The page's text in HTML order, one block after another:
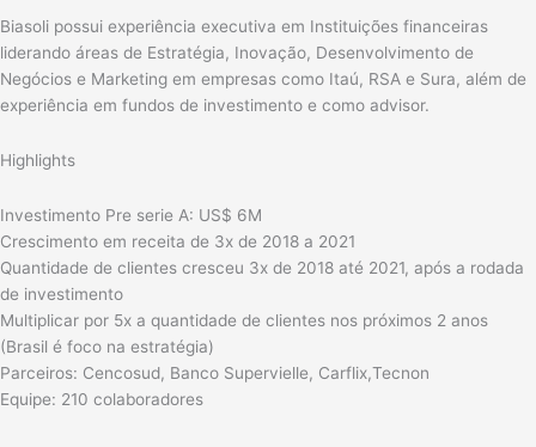
Biasoli possui experiência executiva em Instituições financeiras
liderando áreas de Estratégia, Inovação, Desenvolvimento de
Negócios e Marketing em empresas como Itaú, RSA e Sura, além de
experiência em fundos de investimento e como advisor.
Highlights
Investimento Pre serie A: US$ 6M
Crescimento em receita de 3x de 2018 a 2021
Quantidade de clientes cresceu 3x de 2018 até 2021, após a rodada
de investimento
Multiplicar por 5x a quantidade de clientes nos próximos 2 anos
(Brasil é foco na estratégia)
Parceiros: Cencosud, Banco Supervielle, Carflix,Tecnon
Equipe: 210 colaboradores